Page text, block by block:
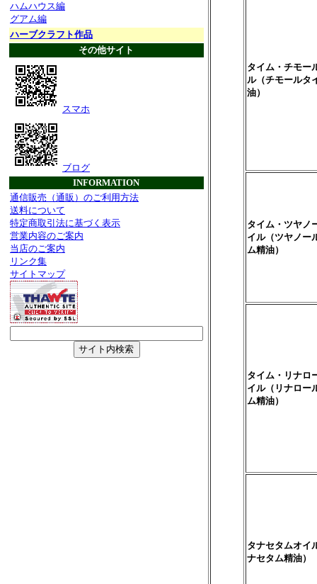
タイム・チモー
ル（チモールタ
油）
タイム・ツヤノ
イル（ツヤノー
ム精油）
タイム・リナロ
イル（リナロー
ム精油）
タナセタムオイ
ナセタム精油）
ハムハウス編
グアム編
ハーブクラフト作品
その他サイト
スマホ
ブログ
INFORMATION
通信販売（通販）のご利用方法
送料について
特定商取引法に基づく表示
営業内容のご案内
当店のご案内
リンク集
サイトマップ